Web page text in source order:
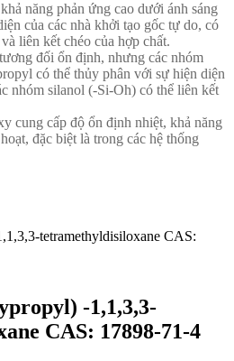
năng phản ứng cao dưới ánh sáng
của các nhà khởi tạo gốc tự do, có
liên kết chéo của hợp chất.
đối ổn định, nhưng các nhóm
có thể thủy phân với sự hiện diện
nhóm silanol (-Si-Oh) có thể liên kết
cung cấp độ ổn định nhiệt, khả năng
đặc biệt là trong các hệ thống
tetramethyldisiloxane CAS:
-1,1,3,3-
CAS: 17898-71-4